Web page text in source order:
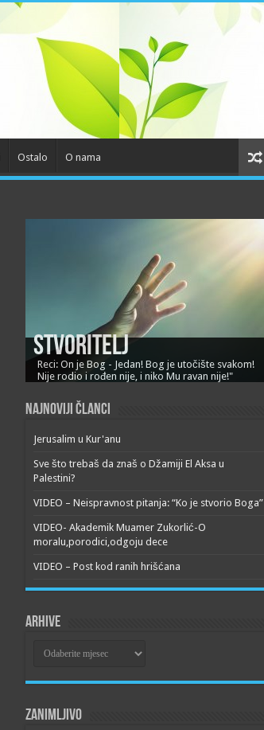
Ostalo O nama
Stvoritelj
Reci: On je Bog - Jedan! Bog je utočište svakom!
Nije rodio i rođen nije, i niko Mu ravan nije!"
Najnoviji članci
Jerusalim u Kur'anu
Sve što trebaš da znaš o Džamiji El Aksa u
Palestini?
VIDEO – Neispravnost pitanja: “Ko je stvorio Boga”
VIDEO- Akademik Muamer Zukorlić-O
moralu,porodici,odgoju dece
VIDEO – Post kod ranih hrišćana
Arhive
Zanimljivo